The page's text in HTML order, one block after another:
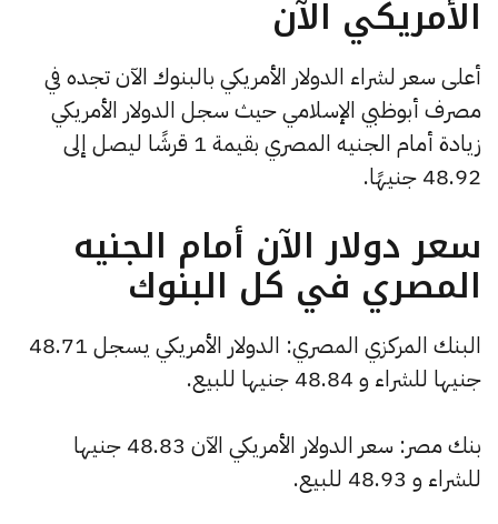
الأمريكي الآن
أعلى سعر لشراء الدولار الأمريكي بالبنوك الآن تجده في
مصرف أبوظبي الإسلامي حيث سجل الدولار الأمريكي
زيادة أمام الجنيه المصري بقيمة 1 قرشًا ليصل إلى
48.92 جنيهًا.
سعر دولار الآن أمام الجنيه
المصري في كل البنوك
البنك المركزي المصري: الدولار الأمريكي يسجل 48.71
جنيها للشراء و 48.84 جنيها للبيع.
بنك مصر: سعر الدولار الأمريكي الآن 48.83 جنيها
للشراء و 48.93 للبيع.